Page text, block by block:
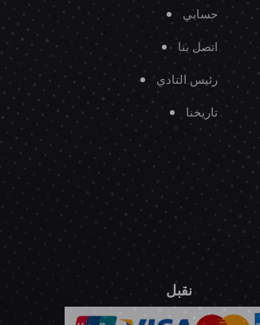
حسابي
اتصل بنا
رئيس النادي
تاريخنا
نقبل